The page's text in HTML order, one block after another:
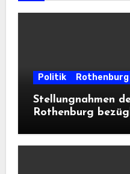
Politik
Stellungnahmen
Rothenburg